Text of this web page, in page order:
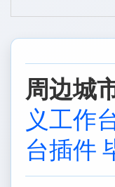
周边城
义工作
台插件